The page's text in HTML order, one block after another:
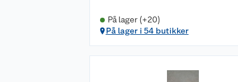
På lager (+20)
På lager i 54 butikker